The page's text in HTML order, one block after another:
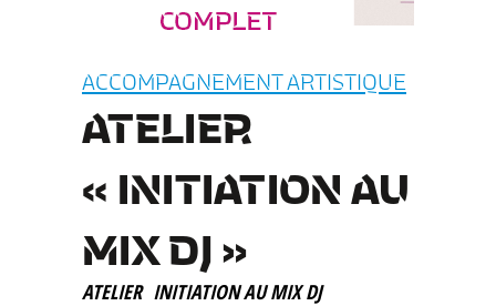
ACCOMPAGNEMENT ARTISTIQUE
ATELIER
« INITIATION AU
MIX DJ »
ATELIER INITIATION AU MIX DJ